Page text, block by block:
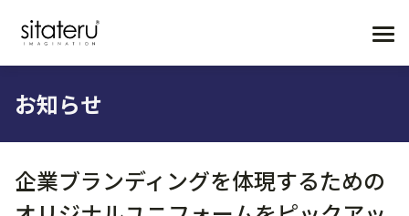
お知らせ
企業ブランディングを体現するための